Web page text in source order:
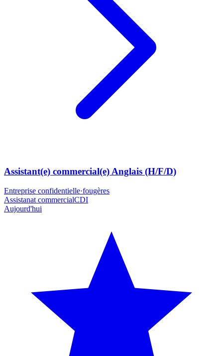
Assistant(e) commercial(e) Anglais (H/F/D)
Entreprise confidentielle·fougères
Assistanat commercialCDI
Aujourd'hui